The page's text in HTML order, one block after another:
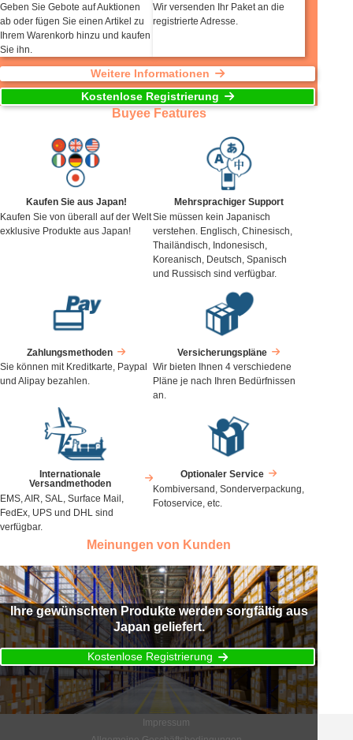
Geben Sie Gebote auf Auktionen
ab oder fügen Sie einen Artikel zu
Ihrem Warenkorb hinzu und kaufen
Sie ihn.
Wir versenden Ihr Paket an die
registrierte Adresse.
Weitere Informationen
Kostenlose Registrierung
Buyee Features
Kaufen Sie aus Japan!
Kaufen Sie von überall auf der Welt
exklusive Produkte aus Japan!
Mehrsprachiger Support
Sie müssen kein Japanisch
verstehen. Englisch, Chinesisch,
Thailändisch, Indonesisch,
Koreanisch, Deutsch, Spanisch
und Russisch sind verfügbar.
Zahlungsmethoden
Sie können mit Kreditkarte, Paypal
und Alipay bezahlen.
Versicherungspläne
Wir bieten Ihnen 4 verschiedene
Pläne je nach Ihren Bedürfnissen
an.
Internationale
Versandmethoden
EMS, AIR, SAL, Surface Mail,
FedEx, UPS und DHL sind
verfügbar.
Optionaler Service
Kombiversand, Sonderverpackung,
Fotoservice, etc.
Meinungen von Kunden
Ihre gewünschten Produkte werden sorgfältig aus
Japan geliefert.
Kostenlose Registrierung
Impressum